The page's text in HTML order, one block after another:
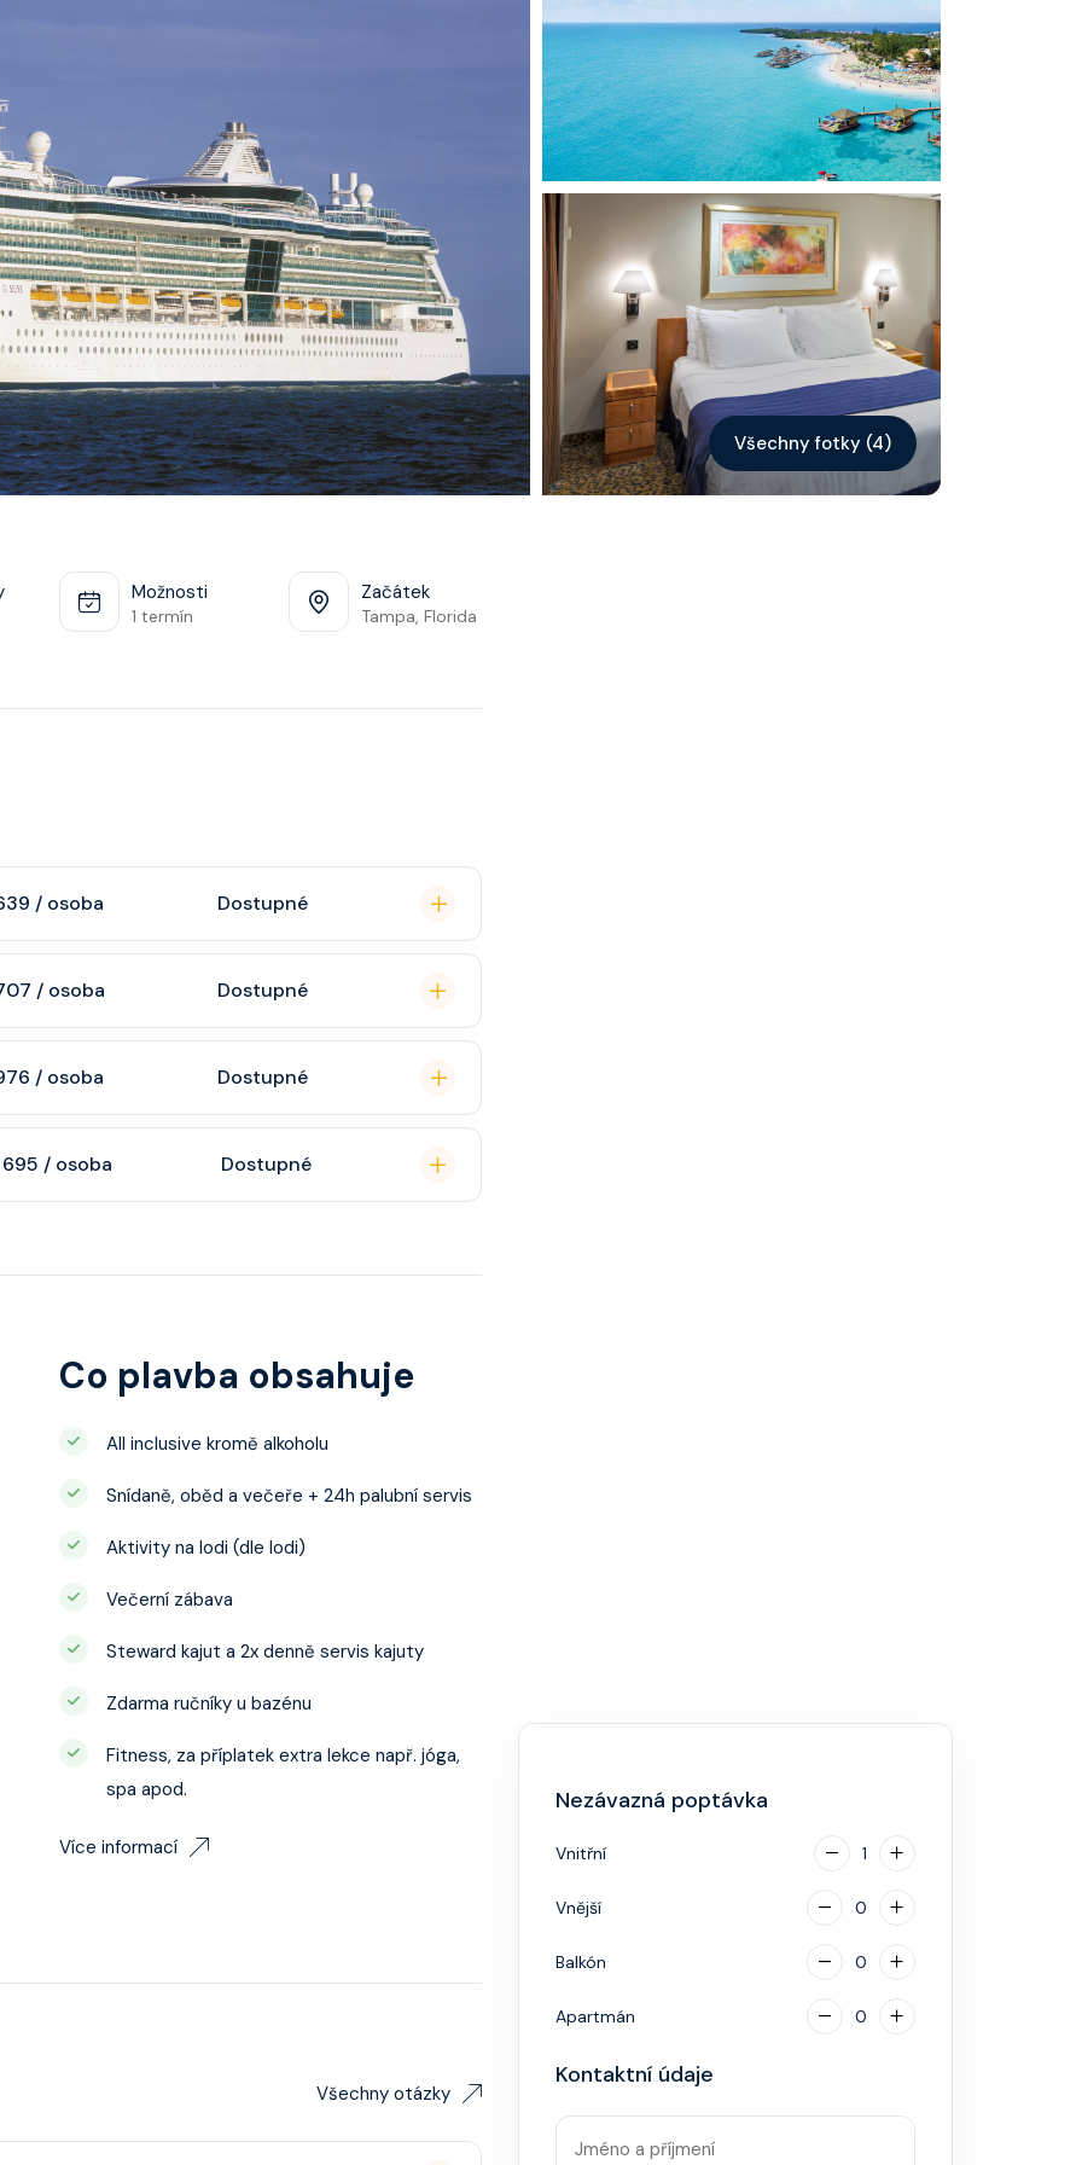
Kontakt
Vyhledat plavbu
Všechny fotky (4)
Možnosti
1 termín
Začátek
Tampa, Florida
/ osoba Dostupné
koupelnu se
TV, rádio,
/ osoba Dostupné
výhledem dle
/ osoba Dostupné
koupelnu
TV,
695 / osoba Dostupné
šatnu,
Co plavba obsahuje
All inclusive kromě alkoholu
Snídaně, oběd a večeře + 24h palubní servis
Aktivity na lodi (dle lodi)
Večerní zábava
Steward kajut a 2x denně servis kajuty
Zdarma ručníky u bazénu
Fitness, za příplatek extra lekce např. jóga,
spa apod.
Více informací
Všechny otázky
Nezávazná poptávka
Vnitřní 1
Vnější 0
Balkón 0
Apartmán 0
Kontaktní údaje